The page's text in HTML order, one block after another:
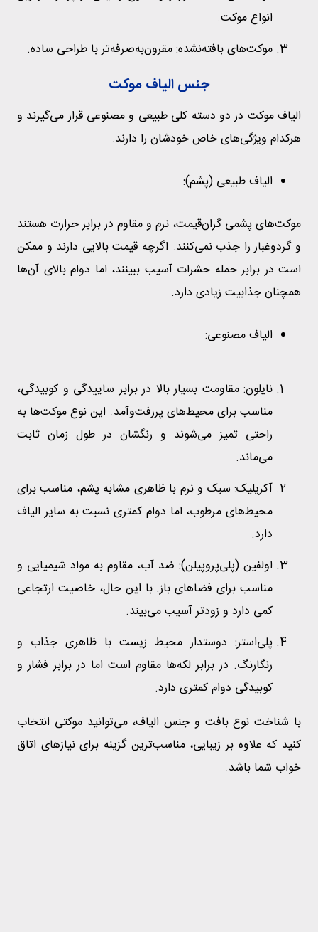
انواع موکت.
موکت‌های بافته‌نشده: مقرون‌به‌صرفه‌تر با طراحی ساده.
جنس الیاف موکت
الیاف موکت در دو دسته کلی طبیعی و مصنوعی قرار می‌گیرند و
هرکدام ویژگی‌های خاص خودشان را دارند.
الیاف طبیعی (پشم):
موکت‌های پشمی گران‌قیمت، نرم و مقاوم در برابر حرارت هستند
و گردوغبار را جذب نمی‌کنند. اگرچه قیمت بالایی دارند و ممکن
است در برابر حمله حشرات آسیب ببینند، اما دوام بالای آن‌ها
همچنان جذابیت زیادی دارد.
الیاف مصنوعی:
نایلون: مقاومت بسیار بالا در برابر ساییدگی و کوبیدگی،
مناسب برای محیط‌های پررفت‌وآمد. این نوع موکت‌ها به
راحتی تمیز می‌شوند و رنگشان در طول زمان ثابت
می‌ماند.
آکریلیک: سبک و نرم با ظاهری مشابه پشم، مناسب برای
محیط‌های مرطوب، اما دوام کمتری نسبت به سایر الیاف
دارد.
اولفین (پلی‌پروپیلن): ضد آب، مقاوم به مواد شیمیایی و
مناسب برای فضاهای باز. با این حال، خاصیت ارتجاعی
کمی دارد و زودتر آسیب می‌بیند.
پلی‌استر: دوستدار محیط زیست با ظاهری جذاب و
رنگارنگ. در برابر لکه‌ها مقاوم است اما در برابر فشار و
کوبیدگی دوام کمتری دارد.
با شناخت نوع بافت و جنس الیاف، می‌توانید موکتی انتخاب
کنید که علاوه بر زیبایی، مناسب‌ترین گزینه برای نیازهای اتاق
خواب شما باشد.